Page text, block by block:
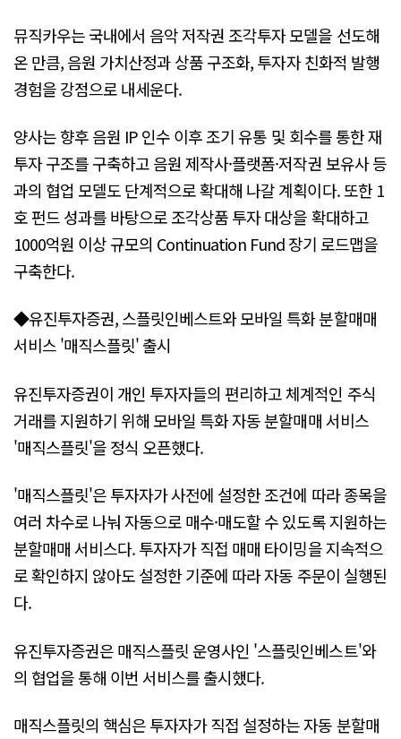
뮤직카우는 국내에서 음악 저작권 조각투자 모델을 선도해
온 만큼, 음원 가치산정과 상품 구조화, 투자자 친화적 발행
경험을 강점으로 내세운다.
양사는 향후 음원 IP 인수 이후 조기 유통 및 회수를 통한 재
투자 구조를 구축하고 음원 제작사·플랫폼·저작권 보유사 등
과의 협업 모델도 단계적으로 확대해 나갈 계획이다. 또한 1
호 펀드 성과를 바탕으로 조각상품 투자 대상을 확대하고
1000억원 이상 규모의 Continuation Fund 장기 로드맵을
구축한다.
◆유진투자증권, 스플릿인베스트와 모바일 특화 분할매매
서비스 '매직스플릿' 출시
유진투자증권이 개인 투자자들의 편리하고 체계적인 주식
거래를 지원하기 위해 모바일 특화 자동 분할매매 서비스
'매직스플릿'을 정식 오픈했다.
'매직스플릿'은 투자자가 사전에 설정한 조건에 따라 종목을
여러 차수로 나눠 자동으로 매수·매도할 수 있도록 지원하는
분할매매 서비스다. 투자자가 직접 매매 타이밍을 지속적으
로 확인하지 않아도 설정한 기준에 따라 자동 주문이 실행된
다.
유진투자증권은 매직스플릿 운영사인 '스플릿인베스트'와
의 협업을 통해 이번 서비스를 출시했다.
매직스플릿의 핵심은 투자자가 직접 설정하는 자동 분할매